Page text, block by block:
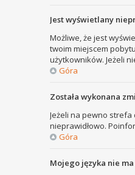
Jest wyświetlany
Możliwe, że jest
twoim miejscem
użytkowników. Jeżeli
Góra
Została wykonana
Jeżeli na pewno strefa
nieprawidłowo.
Góra
Mojego języka nie